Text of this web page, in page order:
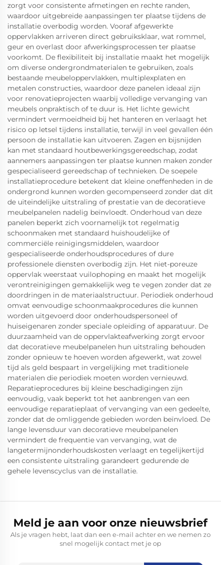
zorgt voor consistente afmetingen en rechte randen,
waardoor uitgebreide aanpassingen ter plaatse tijdens de
installatie overbodig worden. Vooraf afgewerkte
oppervlakken arriveren direct gebruiksklaar, wat rommel,
geur en overlast door afwerkingsprocessen ter plaatse
voorkomt. De flexibiliteit bij installatie maakt het mogelijk
om diverse ondergrondmaterialen te gebruiken, zoals
bestaande meubeloppervlakken, multiplexplaten en
metalen constructies, waardoor deze panelen ideaal zijn
voor renovatieprojecten waarbij volledige vervanging van
meubels onpraktisch of te duur is. Het lichte gewicht
vermindert vermoeidheid bij het hanteren en verlaagt het
risico op letsel tijdens installatie, terwijl in veel gevallen één
persoon de installatie kan uitvoeren. Zagen en bijsnijden
kan met standaard houtbewerkingsgereedschap, zodat
aannemers aanpassingen ter plaatse kunnen maken zonder
gespecialiseerd gereedschap of technieken. De soepele
installatieprocedure betekent dat kleine oneffenheden in de
ondergrond kunnen worden gecompenseerd zonder dat dit
de uiteindelijke uitstraling of prestatie van de decoratieve
meubelpanelen nadelig beïnvloedt. Onderhoud van deze
panelen beperkt zich voornamelijk tot regelmatig
schoonmaken met standaard huishoudelijke of
commerciële reinigingsmiddelen, waardoor
gespecialiseerde onderhoudsprocedures of dure
professionele diensten overbodig zijn. Het niet-poreuze
oppervlak weerstaat vuilophoping en maakt het mogelijk
verontreinigingen gemakkelijk weg te vegen zonder dat ze
doordringen in de materiaalstructuur. Periodiek onderhoud
omvat eenvoudige schoonmaakprocedures die kunnen
worden uitgevoerd door onderhoudspersoneel of
huiseigenaren zonder speciale opleiding of apparatuur. De
duurzaamheid van de oppervlakteafwerking zorgt ervoor
dat decoratieve meubelpanelen hun uitstraling behouden
zonder opnieuw te hoeven worden afgewerkt, wat zowel
tijd als geld bespaart in vergelijking met traditionele
materialen die periodiek moeten worden vernieuwd.
Reparatieprocedures bij kleine beschadigingen zijn
eenvoudig, vaak beperkt tot het aanbrengen van een
eenvoudige reparatieplaat of vervanging van een gedeelte,
zonder dat de omliggende gebieden worden beïnvloed. De
lange levensduur van decoratieve meubelpanelen
vermindert de frequentie van vervanging, wat de
langetermijnonderhoudskosten verlaagt en tegelijkertijd
een consistente uitstraling garandeert gedurende de
gehele levenscyclus van de installatie.
Meld je aan voor onze nieuwsbrief
Als je vragen hebt, laat dan een e-mail achter en we nemen zo
snel mogelijk contact met je op